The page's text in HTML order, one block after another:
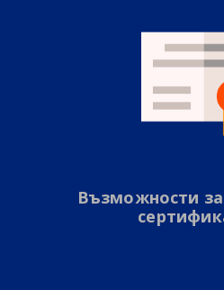
Възможности